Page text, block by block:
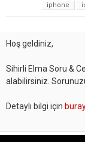
iphone
Hoş geldiniz,
Sihirli Elma Soru &
alabilirsiniz.
Detaylı bilgi için